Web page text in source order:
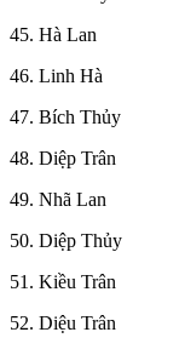
45. Hà Lan
46. Linh Hà
47. Bích Thủy
48. Diệp Trân
49. Nhã Lan
50. Diệp Thủy
51. Kiều Trân
52. Diệu Trân